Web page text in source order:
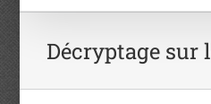
Décryptage sur